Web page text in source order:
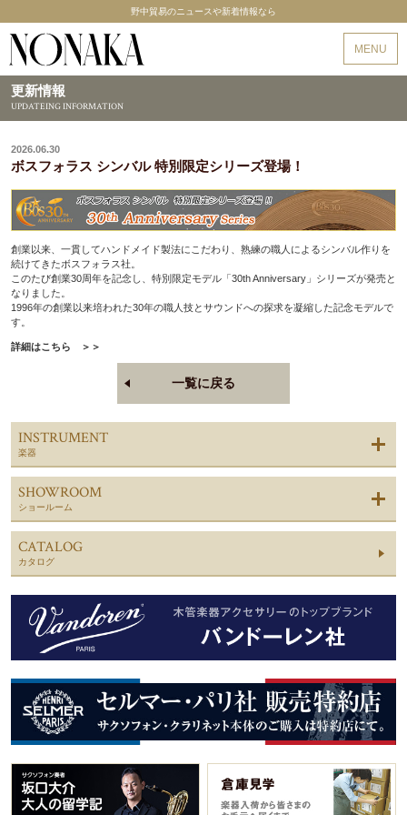
野中貿易のニュースや新着情報なら
MENU
更新情報
UPDATEING INFORMATION
2026.06.30
ボスフォラス シンバル 特別限定シリーズ登場！
創業以来、一貫してハンドメイド製法にこだわり、熟練の職人によるシンバル作りを
続けてきたボスフォラス社。
このたび創業30周年を記念し、特別限定モデル「30th Anniversary」シリーズが発売と
なりました。
1996年の創業以来培われた30年の職人技とサウンドへの探求を凝縮した記念モデルで
す。
詳細はこちら ＞＞
一覧に戻る
INSTRUMENT
楽器
SHOWROOM
ショールーム
CATALOG
カタログ